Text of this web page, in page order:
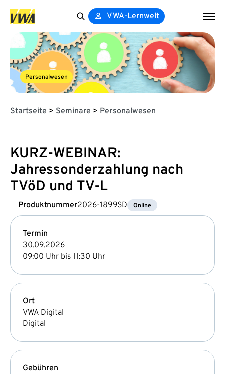
for:
VWA-Lernwelt
Personalwesen
Startseite > Seminare > Personalwesen
KURZ-WEBINAR:
Jahressonderzahlung nach
TVöD und TV-L
Produktnummer2026-1899SD Online
Termin
30.09.2026
09:00 Uhr bis 11:30 Uhr
Ort
VWA Digital
Digital
Gebühren